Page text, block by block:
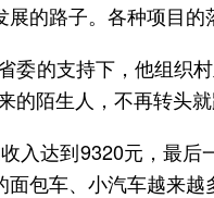
的路子。各种项目的
的支持下，他组织
陌生人，不再转头就
达到9320元，最
包车、小汽车越来越